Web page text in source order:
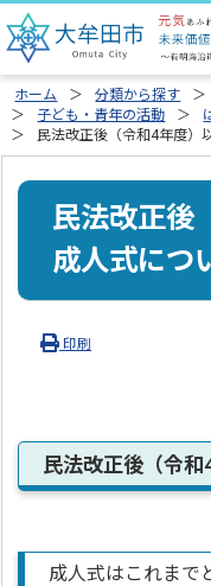
ホーム 分類から探す
子ども・青年の活動
民法改正後（令和4年度）
民法改正後
成人式につ
印刷
民法改正後（令
成人式はこれまで